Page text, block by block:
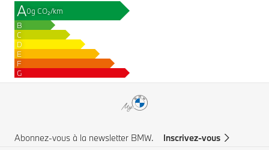
A0g CO₂/km
B
C
D
E
F
G
Abonnez-vous à la newsletter BMW. Inscrivez-vous